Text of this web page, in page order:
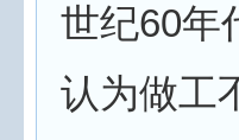
世纪60年
认为做工